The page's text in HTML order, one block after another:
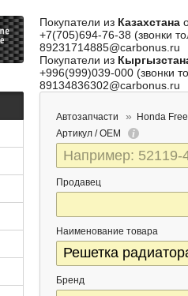
Покупатели из Казахстана
+7(705)694-76-38 (звонки
89231714885@carbonus.ru
Покупатели из
+996(999)039-000 (звонки
89134836302@carbonus.ru
Автозапчасти
Honda
Артикул / OEM
Продавец
Наименование товара
Бренд